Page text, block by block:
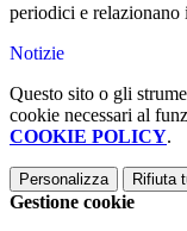
periodici e relazionano
Notizie
Questo sito o gli
cookie necessari al
COOKIE POLICY.
Personalizza Rifiuta
Gestione cookie